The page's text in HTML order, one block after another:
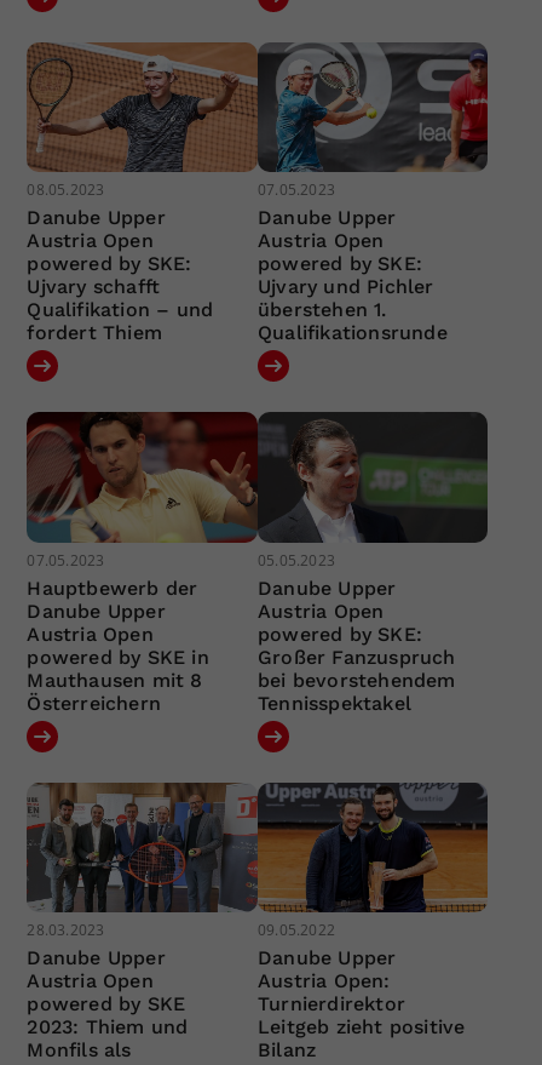
08.05.2023
Danube Upper
Austria Open
powered by SKE:
Ujvary schafft
Qualifikation – und
fordert Thiem
07.05.2023
Danube Upper
Austria Open
powered by SKE:
Ujvary und Pichler
überstehen 1.
Qualifikationsrunde
07.05.2023
Hauptbewerb der
Danube Upper
Austria Open
powered by SKE in
Mauthausen mit 8
Österreichern
05.05.2023
Danube Upper
Austria Open
powered by SKE:
Großer Fanzuspruch
bei bevorstehendem
Tennisspektakel
28.03.2023
Danube Upper
Austria Open
powered by SKE
2023: Thiem und
Monfils als
09.05.2022
Danube Upper
Austria Open:
Turnierdirektor
Leitgeb zieht positive
Bilanz